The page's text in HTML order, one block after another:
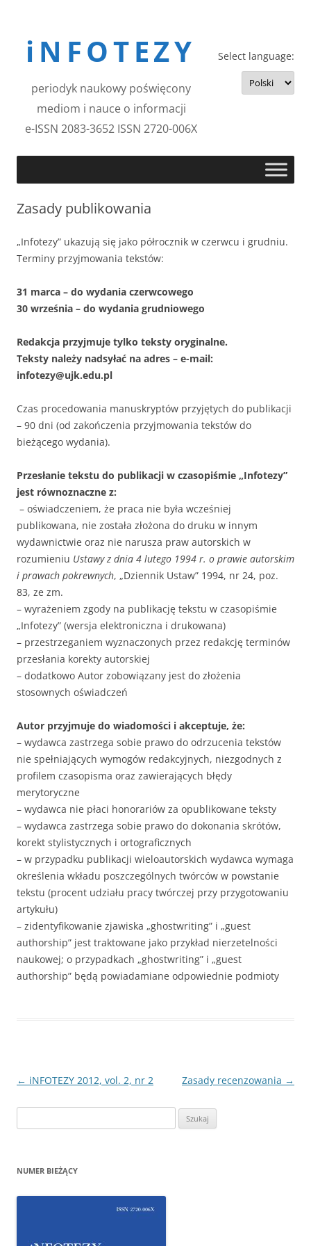
iNFOTEZY
periodyk naukowy poświęcony
mediom i nauce o informacji
e-ISSN 2083-3652 ISSN 2720-006X
Select language:
Zasady publikowania
„Infotezy” ukazują się jako półrocznik w czerwcu i grudniu.
Terminy przyjmowania tekstów:
31 marca – do wydania czerwcowego
30 września – do wydania grudniowego
Redakcja przyjmuje tylko teksty oryginalne.
Teksty należy nadsyłać na adres – e-mail:
infotezy@ujk.edu.pl
Czas procedowania manuskryptów przyjętych do publikacji
– 90 dni (od zakończenia przyjmowania tekstów do
bieżącego wydania).
Przesłanie tekstu do publikacji w czasopiśmie „Infotezy”
jest równoznaczne z:
– oświadczeniem, że praca nie była wcześniej
publikowana, nie została złożona do druku w innym
wydawnictwie oraz nie narusza praw autorskich w
rozumieniu Ustawy z dnia 4 lutego 1994 r. o prawie autorskim
i prawach pokrewnych, „Dziennik Ustaw” 1994, nr 24, poz.
83, ze zm.
– wyrażeniem zgody na publikację tekstu w czasopiśmie
„Infotezy” (wersja elektroniczna i drukowana)
– przestrzeganiem wyznaczonych przez redakcję terminów
przesłania korekty autorskiej
– dodatkowo Autor zobowiązany jest do złożenia
stosownych oświadczeń
Autor przyjmuje do wiadomości i akceptuje, że:
– wydawca zastrzega sobie prawo do odrzucenia tekstów
nie spełniających wymogów redakcyjnych, niezgodnych z
profilem czasopisma oraz zawierających błędy
merytoryczne
– wydawca nie płaci honorariów za opublikowane teksty
– wydawca zastrzega sobie prawo do dokonania skrótów,
korekt stylistycznych i ortograficznych
– w przypadku publikacji wieloautorskich wydawca wymaga
określenia wkładu poszczególnych twórców w powstanie
tekstu (procent udziału pracy twórczej przy przygotowaniu
artykułu)
– zidentyfikowanie zjawiska „ghostwriting” i „guest
authorship” jest traktowane jako przykład nierzetelności
naukowej; o przypadkach „ghostwriting” i „guest
authorship” będą powiadamiane odpowiednie podmioty
Nawigacja
← iNFOTEZY 2012, vol. 2, nr 2 Zasady recenzowania →
NUMER BIEŻĄCY